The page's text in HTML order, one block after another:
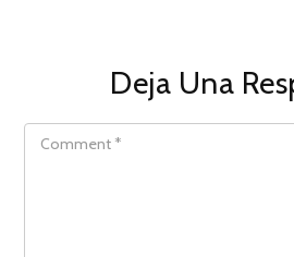
Deja Una
COMMENT